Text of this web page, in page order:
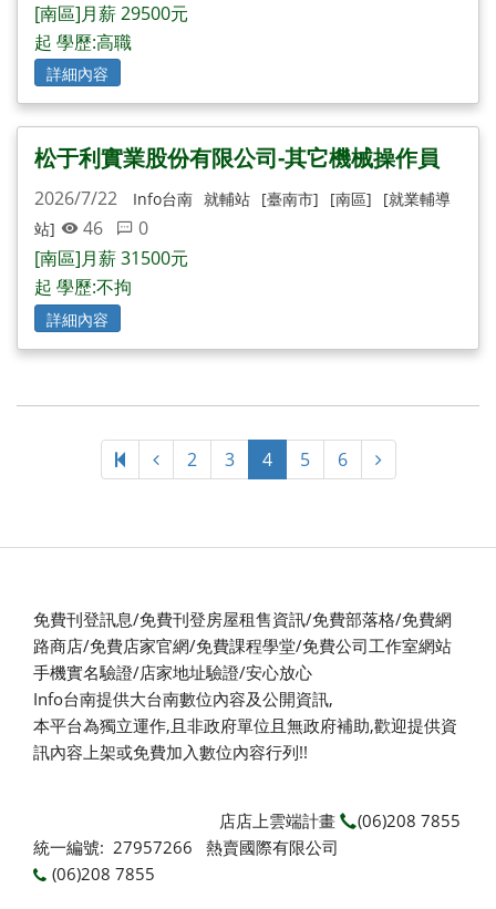
[南區]月薪 29500元
起 學歷:高職
詳細內容
松于利實業股份有限公司-其它機械操作員
2026/7/22 Info台南 就輔站 [臺南市] [南區]
[就業輔導
站]
46
0
[南區]月薪 31500元
起 學歷:不拘
詳細內容
2 3 44 5 6
免費刊登訊息/免費刊登房屋租售資訊/免費部落格/免費網
路商店/免費店家官網/免費課程學堂/免費公司工作室網站
手機實名驗證/店家地址驗證/安心放心
Info台南提供大台南數位內容及公開資訊,
本平台為獨立運作,且非政府單位且無政府補助,歡迎提供資
訊內容上架或免費加入數位內容行列!!
店店上雲端計畫
(06)208 7855
統一編號: 27957266 熱賣國際有限公司
(06)208 7855